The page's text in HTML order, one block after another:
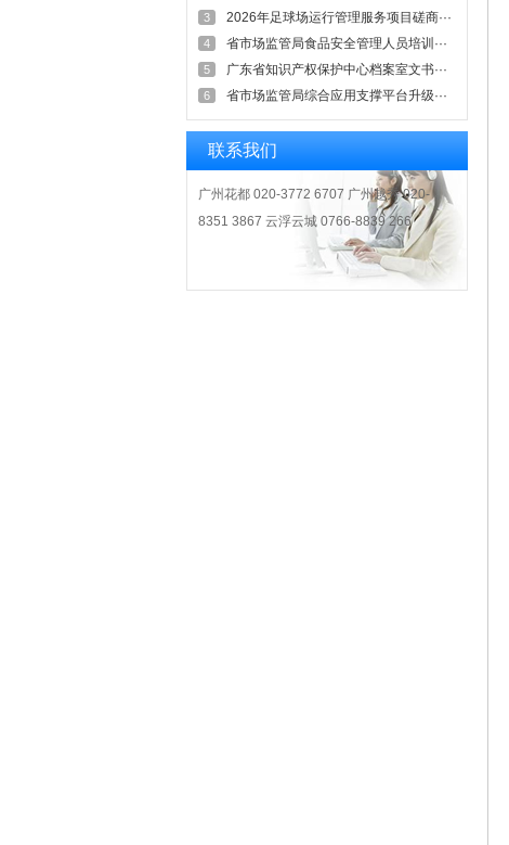
3 2026年足球场运行管理服务项目磋商···
4 省市场监管局食品安全管理人员培训···
5 广东省知识产权保护中心档案室文书···
6 省市场监管局综合应用支撑平台升级···
联系我们
广州花都 020-3772 6707 广州越秀 020-
8351 3867 云浮云城 0766-8839 266